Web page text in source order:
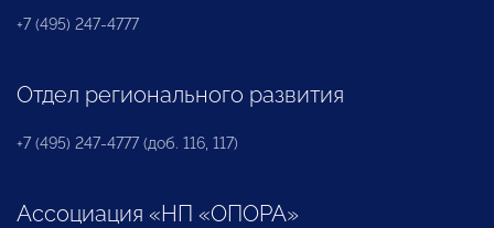
+7 (495) 247-4777
Отдел регионального развития
+7 (495) 247-4777 (доб. 116, 117)
Ассоциация «НП «ОПОРА»